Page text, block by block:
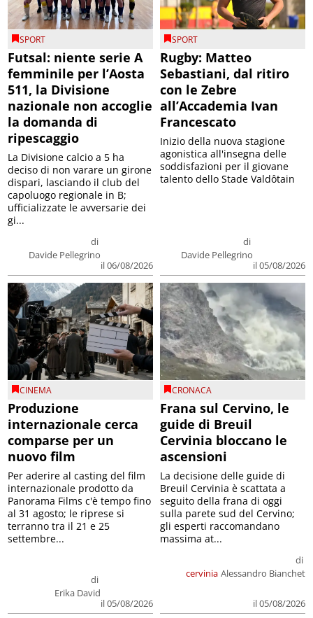
SPORT
Futsal: niente serie A
femminile per l’Aosta
511, la Divisione
nazionale non accoglie
la domanda di
ripescaggio
di
Davide Pellegrino
il 06/08/2026
La Divisione calcio a 5 ha
deciso di non varare un girone
dispari, lasciando il club del
capoluogo regionale in B;
ufficializzate le avversarie dei
gi...
SPORT
Rugby: Matteo
Sebastiani, dal ritiro
con le Zebre
all’Accademia Ivan
Francescato
di
Davide Pellegrino
il 05/08/2026
Inizio della nuova stagione
agonistica all'insegna delle
soddisfazioni per il giovane
talento dello Stade Valdôtain
CINEMA
Produzione
internazionale cerca
comparse per un
nuovo film
di
Erika David
il 05/08/2026
Per aderire al casting del film
internazionale prodotto da
Panorama Films c'è tempo fino
al 31 agosto; le riprese si
terranno tra il 21 e 25
settembre...
CRONACA
Frana sul Cervino, le
guide di Breuil
Cervinia bloccano le
ascensioni
cervinia
di
Alessandro Bianchet
il 05/08/2026
La decisione delle guide di
Breuil Cervinia è scattata a
seguito della frana di oggi
sulla parete sud del Cervino;
gli esperti raccomandano
massima at...